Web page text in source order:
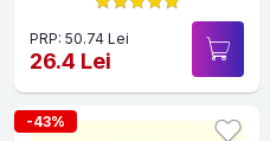
PRP: 50.74 Lei
26.4 Lei
-43%